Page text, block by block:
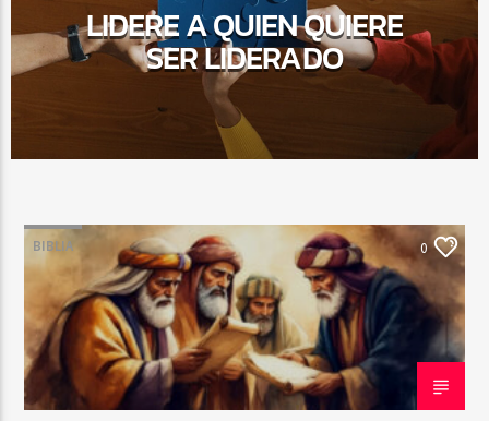
LIDERE A QUIEN QUIERE
SER LIDERADO
BIBLIA 0